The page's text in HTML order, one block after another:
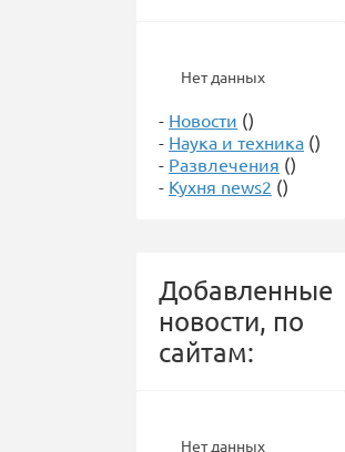
Нет данных
- Новости ()
- Наука и техника ()
- Развлечения ()
- Кухня news2 ()
Добавленные
новости, по
сайтам:
Нет данных